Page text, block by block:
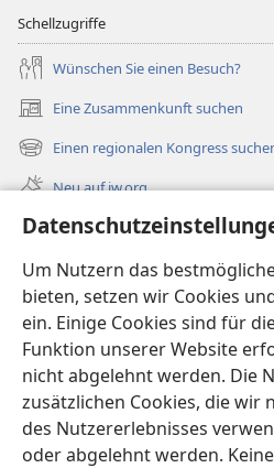
Um Nutzern das
bieten, setzen wir Cookies
ein. Einige Cookies sind für
Funktion unserer Website
nicht abgelehnt werden. Die
zusätzlichen Cookies, die wir
des Nutzererlebnisses
oder abgelehnt werden.
Schellzugriffe
Wünschen Sie einen Besuch?
Eine Zusammenkunft suchen
(öffnet
neues
Fenster)
Einen regionalen Kongress
(öffnet
neues Neu auf jw.org
Videos
Videos mit Audiodeskriptionen
Suche
Spenden
(öffnet
neues
Fenster)Wachtturm ONLINE-BIBLIOTHEK
(öffnet
neues